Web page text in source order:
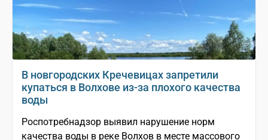
В новгородских Кречевицах запретили
купаться в Волхове из-за плохого качества
воды
Роспотребнадзор выявил нарушение норм
качества воды в реке Волхов в месте массового